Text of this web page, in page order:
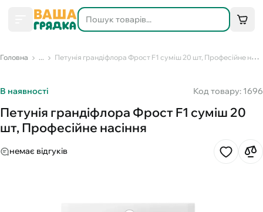
Головна ... Петунія грандіфлора Фрост F1 суміш 20 шт, Професійне насіння
В наявності Код товару: 1696
Петунія грандіфлора Фрост F1 суміш 20
шт, Професійне насіння
немає відгуків